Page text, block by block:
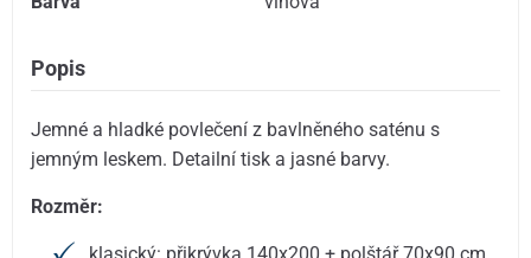
Popis
Jemné a hladké povlečení z bavlněného saténu s
jemným leskem. Detailní tisk a jasné barvy.
Rozměr: